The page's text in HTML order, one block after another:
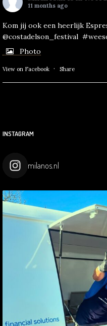
11 months ago
Kom jij ook een heerlijk
@costadelson_festival
Photo
View on Facebook · Share
INSTAGRAM
milanos.nl